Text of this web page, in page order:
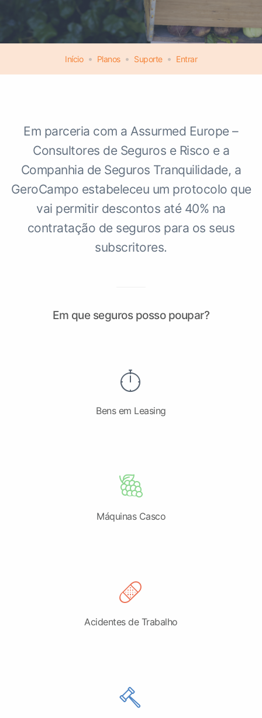
Início • Planos • Suporte • Entrar
Em parceria com a Assurmed Europe –
Consultores de Seguros e Risco e a
Companhia de Seguros Tranquilidade, a
GeroCampo estabeleceu um protocolo que
vai permitir descontos até 40% na
contratação de seguros para os seus
subscritores.
Em que seguros posso poupar?
Bens em Leasing
Máquinas Casco
Acidentes de Trabalho